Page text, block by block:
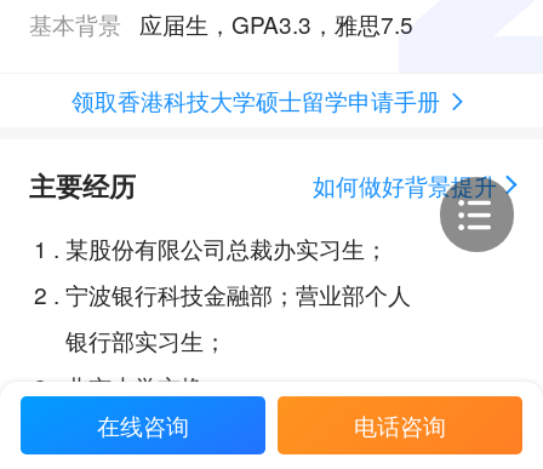
基本背景
应届生，GPA3.3，雅思7.5
领取香港科技大学硕士留学申请手册
主要经历
如何做好背景提升
1 . 某股份有限公司总裁办实习生；
2 . 宁波银行科技金融部；营业部个人
银行部实习生；
3
北京大学交换；
《经济蜕变：新加坡发展历程全景
在线咨询 电话咨询